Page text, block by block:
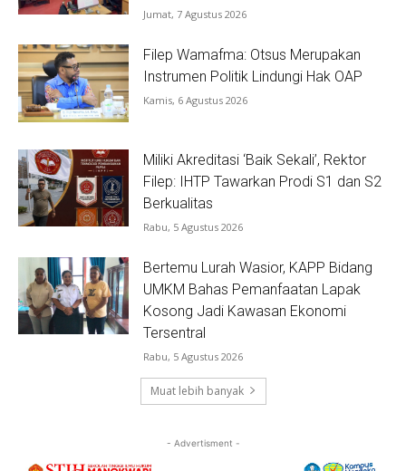
Jumat, 7 Agustus 2026
Filep Wamafma: Otsus Merupakan
Instrumen Politik Lindungi Hak OAP
Kamis, 6 Agustus 2026
Miliki Akreditasi ‘Baik Sekali’, Rektor
Filep: IHTP Tawarkan Prodi S1 dan S2
Berkualitas
Rabu, 5 Agustus 2026
Bertemu Lurah Wasior, KAPP Bidang
UMKM Bahas Pemanfaatan Lapak
Kosong Jadi Kawasan Ekonomi
Tersentral
Rabu, 5 Agustus 2026
Muat lebih banyak
- Advertisment -